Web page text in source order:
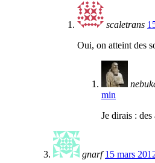
scaletrans
Oui, on atteint des
min
Je dirais : des
gnarf 15 mars